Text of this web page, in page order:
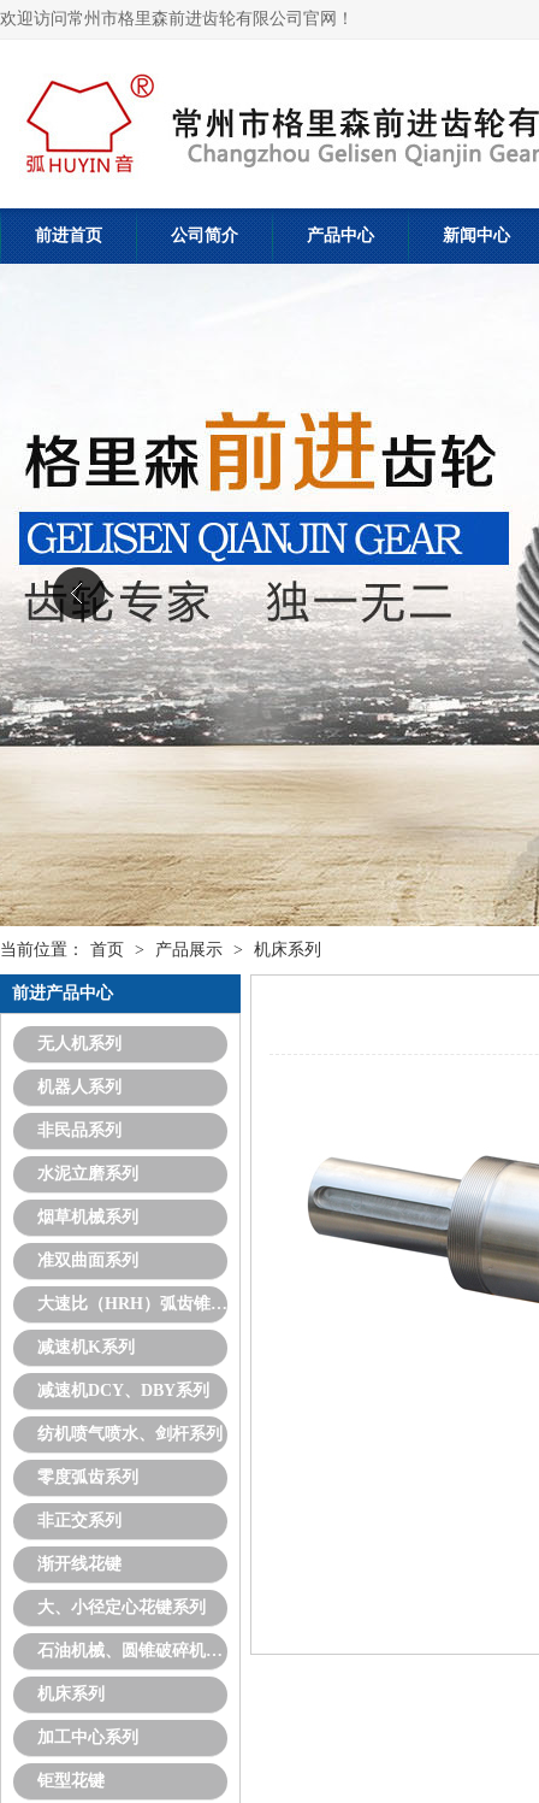
欢迎访问常州市格里森前进齿轮有限公司官网！
前进首页 公司简介 产品中心 新闻中心
当前位置： 首页 > 产品展示 > 机床系列
前进产品中心
无人机系列
机器人系列
非民品系列
水泥立磨系列
烟草机械系列
准双曲面系列
大速比（HRH）弧齿锥齿轮
减速机K系列
减速机DCY、DBY系列
纺机喷气喷水、剑杆系列
零度弧齿系列
非正交系列
渐开线花键
大、小径定心花键系列
石油机械、圆锥破碎机系列
机床系列
加工中心系列
钜型花键